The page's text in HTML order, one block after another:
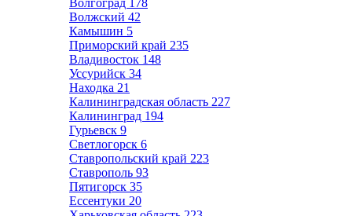
Волгоград 178
Волжский 42
Камышин 5
Приморский край 235
Владивосток 148
Уссурийск 34
Находка 21
Калининградская область 227
Калининград 194
Гурьевск 9
Светлогорск 6
Ставропольский край 223
Ставрополь 93
Пятигорск 35
Ессентуки 20